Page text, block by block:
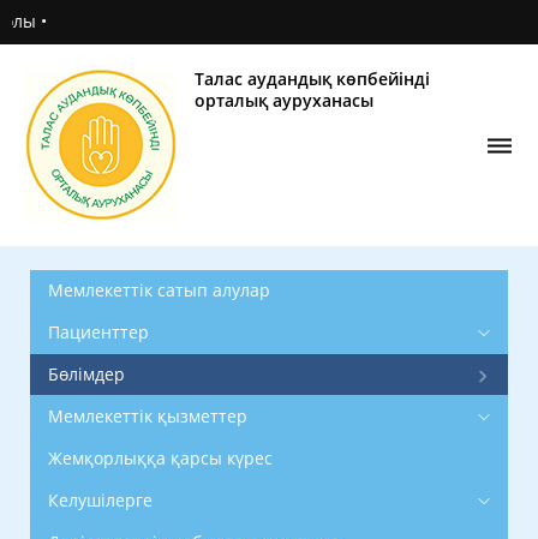
Талас аудандық көпбейінді
орталық ауруханасы
Мемлекеттік сатып алулар
Пациенттер
Бөлімдер
Мемлекеттік қызметтер
Жемқорлыққа қарсы күрес
Келушілерге